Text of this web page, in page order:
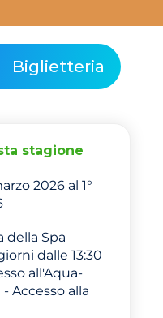
Biglietteria
stagione
2026 al 1°
della Spa
dalle 13:30
all'Aqua-
Accesso alla